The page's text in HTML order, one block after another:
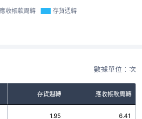
應收帳款周轉 存貨週轉
數據單位：次
存貨週轉 應收帳款周轉
1.95 6.41